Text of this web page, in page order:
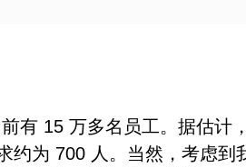
有 15 万多名员工。据估计
约为 700 人。当然，考虑到